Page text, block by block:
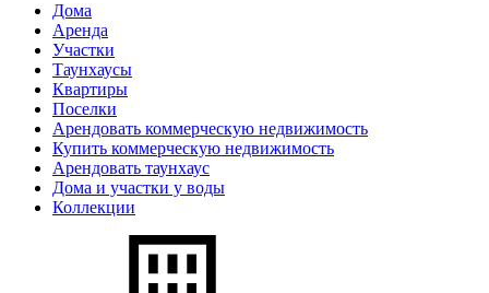
Дома
Аренда
Участки
Таунхаусы
Квартиры
Поселки
Арендовать коммерческую недвижимость
Купить коммерческую недвижимость
Арендовать таунхаус
Дома и участки у воды
Коллекции